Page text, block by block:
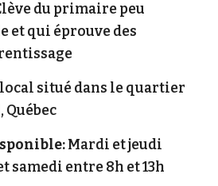
du primaire peu
et qui éprouve des
situé dans le quartier
Québec
Mardi et jeudi
samedi entre 8h et 13h